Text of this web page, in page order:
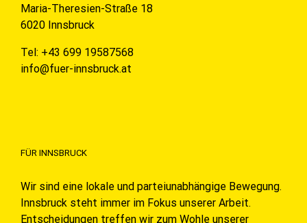
Maria-Theresien-Straße 18
6020 Innsbruck
Tel: +43 699 19587568
info@fuer-innsbruck.at
FÜR INNSBRUCK
Wir sind eine lokale und parteiunabhängige Bewegung.
Innsbruck steht immer im Fokus unserer Arbeit.
Entscheidungen treffen wir zum Wohle unserer